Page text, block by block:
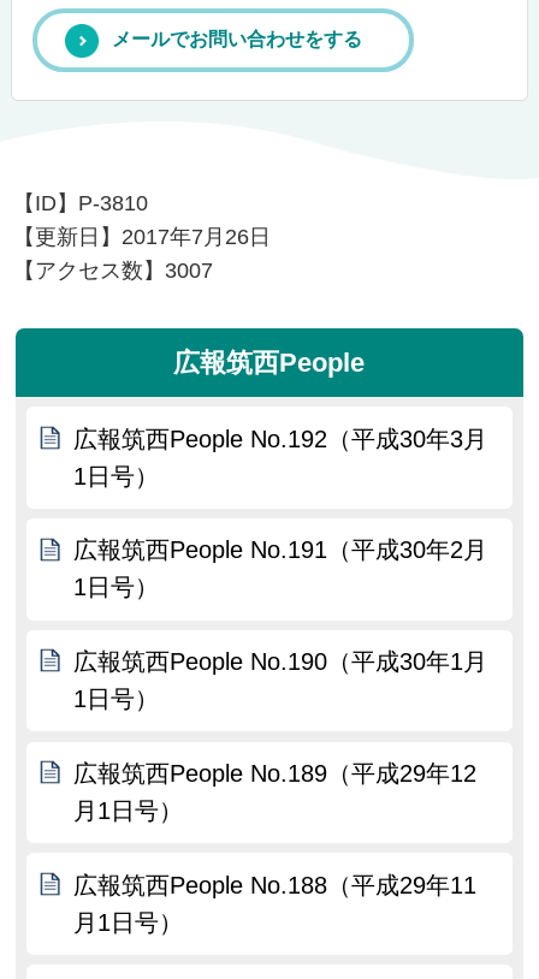
メールでお問い合わせをする
【ID】 P-3810
【更新日】 2017年7月26日
【アクセス数】 3007
広報筑西People
広報筑西People No.192（平成30年3月
1日号）
広報筑西People No.191（平成30年2月
1日号）
広報筑西People No.190（平成30年1月
1日号）
広報筑西People No.189（平成29年12
月1日号）
広報筑西People No.188（平成29年11
月1日号）